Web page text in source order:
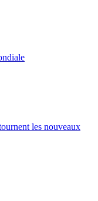
les nouveaux